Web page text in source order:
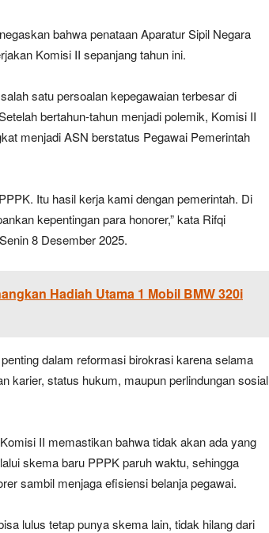
bahwa penataan Aparatur Sipil Negara
Komisi II sepanjang tahun ini.
satu persoalan kepegawaian terbesar di
bertahun-tahun menjadi polemik, Komisi II
menjadi ASN berstatus Pegawai Pemerintah
Itu hasil kerja kami dengan pemerintah. Di
kepentingan para honorer,” kata Rifqi
8 Desember 2025.
Hadiah Utama 1 Mobil BMW 320i
dalam reformasi birokrasi karena selama
karier, status hukum, maupun perlindungan sosial
II memastikan bahwa tidak akan ada yang
skema baru PPPK paruh waktu, sehingga
sambil menjaga efisiensi belanja pegawai.
lulus tetap punya skema lain, tidak hilang dari